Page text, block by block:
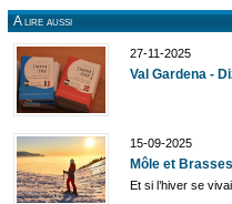
A lire aussi
27-11-2025
Val Gardena -
15-09-2025
Môle et
Et si l’hiver se